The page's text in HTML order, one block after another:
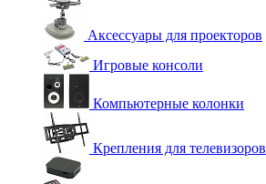
Аксессуары для проекторов
Игровые консоли
Компьютерные колонки
Крепления для телевизоров